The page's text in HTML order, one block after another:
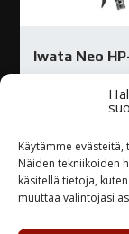
Käytämme
Näiden tekniikoiden
käsitellä tietoja,
muuttaa valintojasi
Iwata Neo
€